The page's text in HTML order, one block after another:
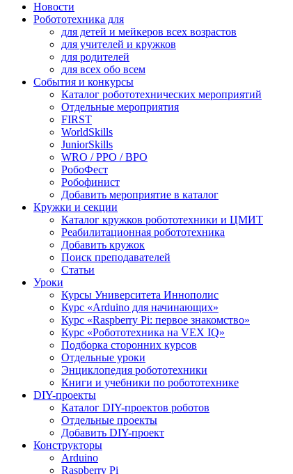
Новости
Робототехника для
для детей и мейкеров всех возрастов
для учителей и кружков
для родителей
для всех обо всем
События и конкурсы
Каталог робототехнических мероприятий
Отдельные мероприятия
FIRST
WorldSkills
JuniorSkills
WRO / РРО / ВРО
РобоФест
Робофинист
Добавить мероприятие в каталог
Кружки и секции
Каталог кружков робототехники и ЦМИТ
Реабилитационная робототехника
Добавить кружок
Поиск преподавателей
Статьи
Уроки
Курсы Университета Иннополис
Курс «Arduino для начинающих»
Курс «Raspberry Pi: первое знакомство»
Курс «Робототехника на VEX IQ»
Подборка сторонних курсов
Отдельные уроки
Энциклопедия робототехники
Книги и учебники по робототехнике
DIY-проекты
Каталог DIY-проектов роботов
Отдельные проекты
Добавить DIY-проект
Конструкторы
Arduino
Raspberry Pi